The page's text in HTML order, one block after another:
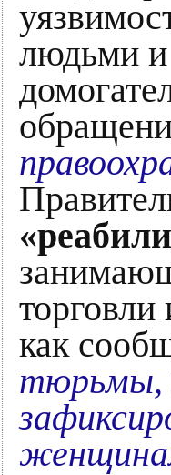
людьми и
как
тюрьмы,